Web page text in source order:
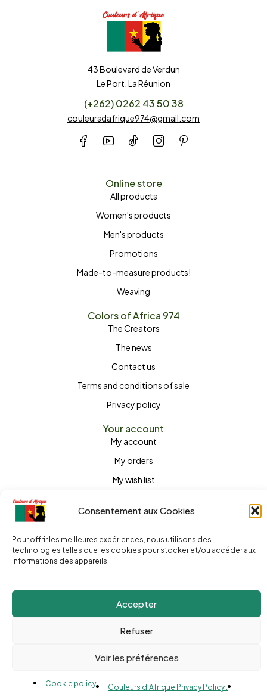
Consentement aux Cookies
Pour offrir les meilleures expériences, nous utilisons des
technologies telles que les cookies pour stocker et/ou accéder aux
informations des appareils.
Accepter
Refuser
Voir les préférences
Cookie policy Couleurs d’Afrique Privacy Policy :
43 Boulevard de Verdun
Le Port, La Réunion
(+262) 0262 43 50 38
couleursdafrique974@gmail.com
Online store
All products
Women's products
Men's products
Promotions
Made-to-measure products!
Weaving
Colors of Africa 974
The Creators
The news
Contact us
Terms and conditions of sale
Privacy policy
Your account
My account
My orders
My wish list
Express
There's one every day!
Send us a message